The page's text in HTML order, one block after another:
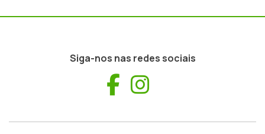
Siga-nos nas redes sociais
Facebook